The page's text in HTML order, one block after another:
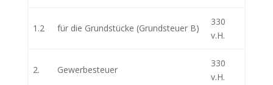
1.2 für die Grundstücke (Grundsteuer B)
330
v.H.
2. Gewerbesteuer
330
v.H.